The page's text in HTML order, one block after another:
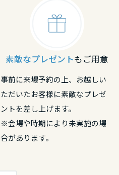
素敵なプレゼントもご用意
事前に来場予約の上、お越しい
ただいたお客様に素敵なプレゼ
ントを差し上げます。
※会場や時期により未実施の場
合があります。